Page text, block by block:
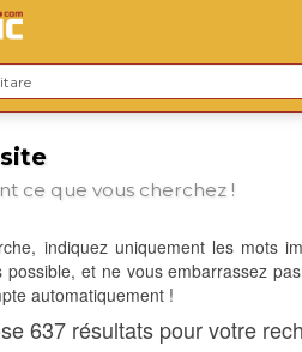
ce que vous cherchez !
indiquez uniquement les mots
et ne vous embarrassez
automatiquement !
637 résultats pour votre